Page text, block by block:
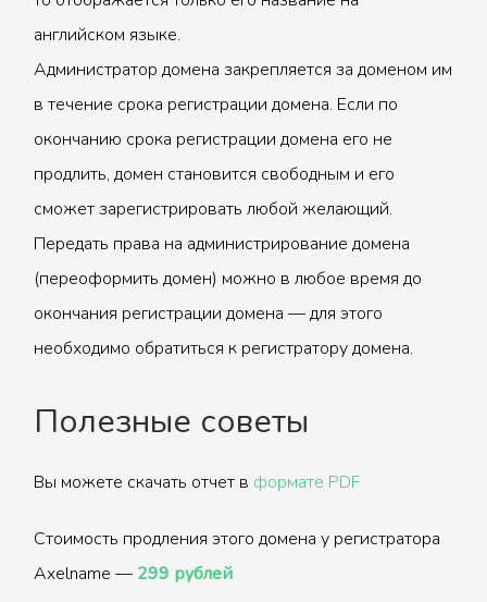
английском языке.
Администратор домена закрепляется за доменом им
в течение срока регистрации домена. Если по
окончанию срока регистрации домена его не
продлить, домен становится свободным и его
сможет зарегистрировать любой желающий.
Передать права на администрирование домена
(переоформить домен) можно в любое время до
окончания регистрации домена — для этого
необходимо обратиться к регистратору домена.
Полезные советы
Вы можете скачать отчет в формате PDF
Стоимость продления этого домена у регистратора
Axelname — 299 рублей